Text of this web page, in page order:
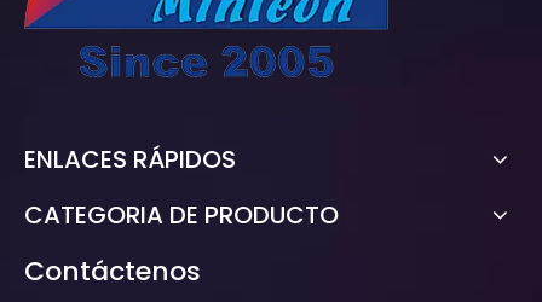
ENLACES RÁPIDOS
CATEGORIA DE PRODUCTO
Contáctenos